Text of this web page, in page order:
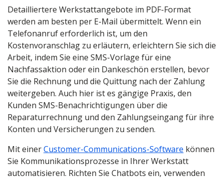
Detailliertere Werkstattangebote im PDF-Format
werden am besten per E-Mail übermittelt. Wenn ein
Telefonanruf erforderlich ist, um den
Kostenvoranschlag zu erläutern, erleichtern Sie sich die
Arbeit, indem Sie eine SMS-Vorlage für eine
Nachfassaktion oder ein Dankeschön erstellen, bevor
Sie die Rechnung und die Quittung nach der Zahlung
weitergeben. Auch hier ist es gängige Praxis, den
Kunden SMS-Benachrichtigungen über die
Reparaturrechnung und den Zahlungseingang für ihre
Konten und Versicherungen zu senden.
Mit einerCustomer-Communications-Software können
Sie Kommunikationsprozesse in Ihrer Werkstatt
automatisieren. Richten Sie Chatbots ein, verwenden